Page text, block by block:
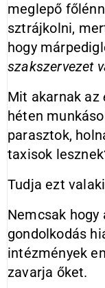
meglepő
sztrájkolni,
hogy
szakszervezet
Mit akarnak az
héten
parasztok,
taxisok
Tudja ezt
Nemcsak
gondolkodás
intézmények
zavarja őket.